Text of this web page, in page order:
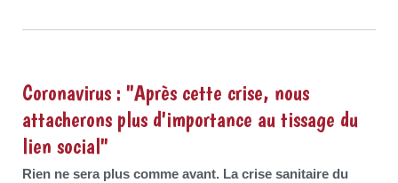
Coronavirus : "Après cette crise, nous
attacherons plus d'importance au tissage du
lien social"
Rien ne sera plus comme avant. La crise sanitaire du